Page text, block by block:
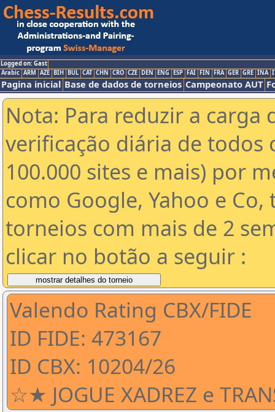
Logged on: Gast
Arabic ARM AZE BIH BUL CAT CHN CRO CZE DEN ENG ESP FAI FIN FRA GER GRE INA
Pagina inicial Base de dados de torneios Campeonato AUT
Nota: Para reduzir a carga
verificação diária de todos
100.000 sites e mais) por
como Google, Yahoo e
torneios com mais de 2
clicar no botão a seguir :
Valendo Rating CBX/FIDE
ID FIDE: 473167
ID CBX: 10204/26
☆★ JOGUE XADREZ e